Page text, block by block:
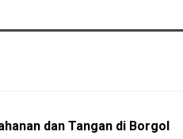
dan Tangan di Borgol